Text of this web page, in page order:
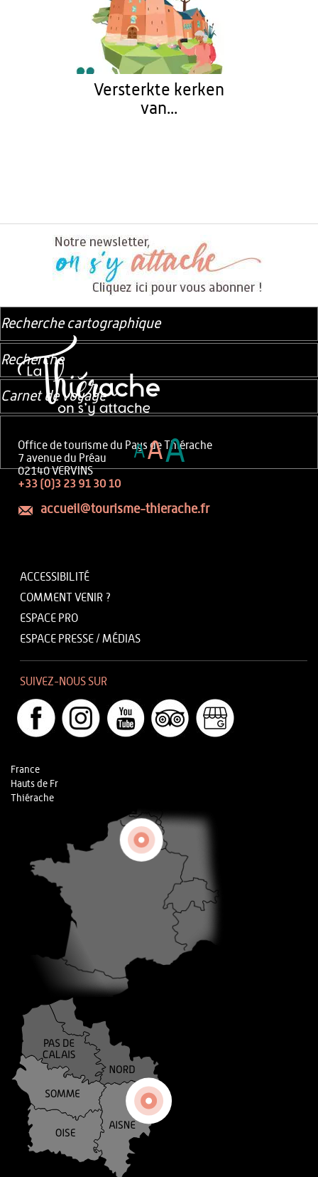
Versterkte kerken
van...
Office de tourisme du Pays de Thiérache
7 avenue du Préau
02140 VERVINS
+33 (0)3 23 91 30 10
accueil@tourisme-thierache.fr
ACCESSIBILITÉ
COMMENT VENIR ?
ESPACE PRO
ESPACE PRESSE / MÉDIAS
SUIVEZ-NOUS SUR
France
Hauts de Fr
Thiérache
Recherche cartographique
Recherche
Carnet de voyage
AAA